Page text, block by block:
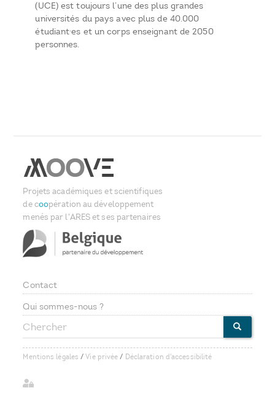
(UCE) est toujours l’une des plus grandes
universités du pays avec plus de 40.000
étudiant·es et un corps enseignant de 2050
personnes.
Projets académiques et scientifiques
de coopération au développement
menés par l'ARES et ses partenaires
Footer
menu
Contact
Qui sommes-nous ?
Chercher
Mentions légales /Vie privée / Déclaration d'accessibilité
User